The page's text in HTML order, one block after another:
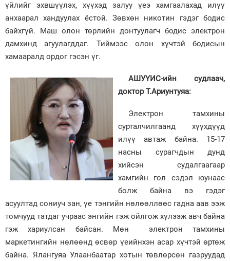
үйлийг эхвшүүлэх, хүүхэд залуу үеэ хамгаалахад илүү
анхаарал хандуулах ёстой. Зөвхөн никотин гэдэг бодис
байхгүй. Маш олон төрлийн донтуулагч бодис электрон
дамхинд агуулагддаг. Тиймээс олон хүчтэй бодисын
хамааралд ордог гэсэн үг.
АШУҮИС-ийн судлаач,
доктор Т.Ариунтуяа:
Электрон тамхины
сурталчилгаанд хүүхдүүд
илүү автаж байна. 15-17
насны сурагчдын дунд
хийсэн судалгаагаар
хамгийн гол сэдэл юунаас
болж байна вэ гэдэг
асуултад сониуч зан, үе тэнгийн нөлөөллөөс гадна аав ээж
томчууд татдаг учраас энгийн гэж ойлгож хүлээж авч байна
гэж хариулсан байсан. Мөн электрон тамхины
маркетингийн нөлөөнд өсвөр үеийнхэн асар хүчтэй өртөж
байна. Ялангуяа Улаанбаатар хотын төвлөрсөн газруудад